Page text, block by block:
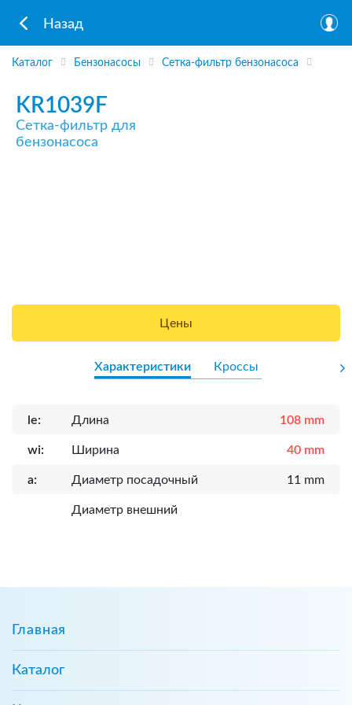
Назад
Каталог Бензонасосы Сетка-фильтр бензонасоса
KR1039F
Сетка-фильтр для
бензонасоса
Цены
Характеристики Кроссы
le: Длина 108 mm
wi: Ширина 40 mm
a: Диаметр посадочный 11 mm
Диаметр внешний
Главная
Каталог